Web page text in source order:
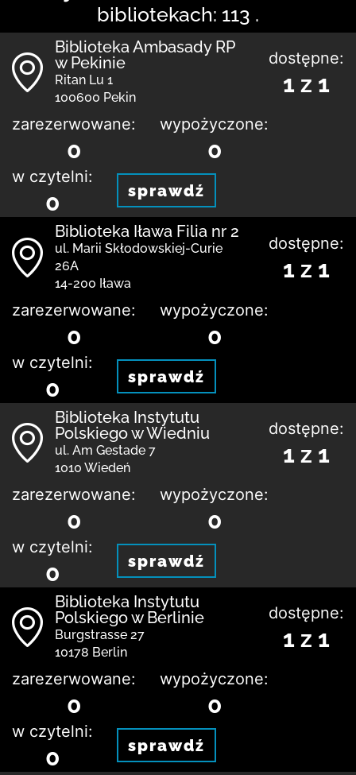
bibliotekach: 113 .
Biblioteka Ambasady RP
w Pekinie
Ritan Lu 1
100600 Pekin
dostępne:
1 z 1
zarezerwowane:
0
wypożyczone:
0
w czytelni:
0 sprawdź
Biblioteka Iława Filia nr 2
ul. Marii Skłodowskiej-Curie
26A
14-200 Iława
dostępne:
1 z 1
zarezerwowane:
0
wypożyczone:
0
w czytelni:
0 sprawdź
Biblioteka Instytutu
Polskiego w Wiedniu
ul. Am Gestade 7
1010 Wiedeń
dostępne:
1 z 1
zarezerwowane:
0
wypożyczone:
0
w czytelni:
0 sprawdź
Biblioteka Instytutu
Polskiego w Berlinie
Burgstrasse 27
10178 Berlin
dostępne:
1 z 1
zarezerwowane:
0
wypożyczone:
0
w czytelni:
0 sprawdź